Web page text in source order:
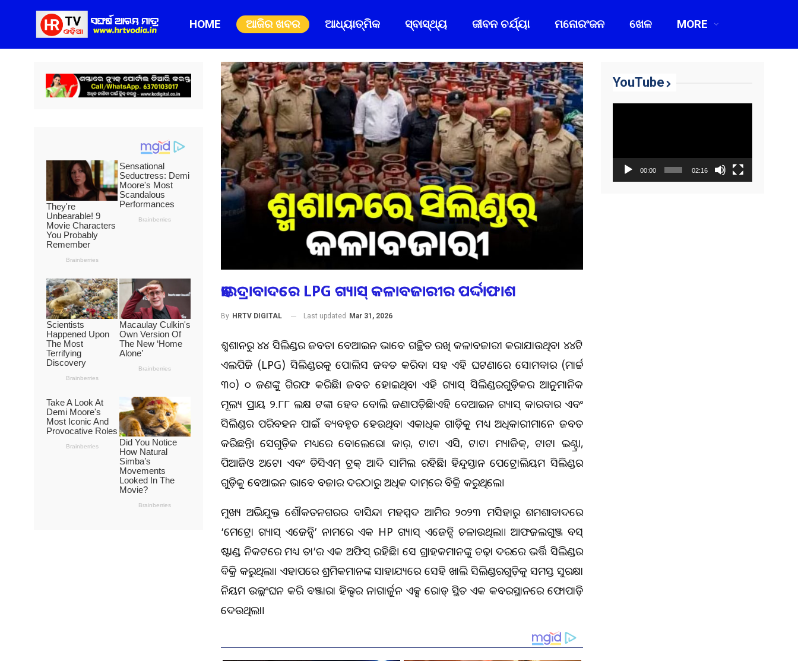
HOME ଆଜିର ଖବର ଆଧ୍ୟାତ୍ମିକ ସ୍ବାସ୍ଥ୍ୟ ଜୀବନ ଚର୍ଯ୍ୟା ମନୋରଂଜନ ଖେଳ MORE
ହାଇଦ୍ରାବାଦରେ LPG ଗ୍ୟାସ୍ କଳାବଜାରୀର ପର୍ଦ୍ଦାଫାଶ
By HRTV DIGITAL Last updated Mar 31, 2026
ଶ୍ମଶାନରୁ ୪୧୪ ସିଲିଣ୍ଡର ଜବତ। ବେଆଇନ ଭାବେ ଗଚ୍ଛିତ ରଖି କଳାବଜାରୀ କରାଯାଉଥିବା ୪୧୪ଟି
ଏଲପିଜି (LPG) ସିଲିଣ୍ଡରକୁ ପୋଲିସ ଜବତ କରିବା ସହ ଏହି ଘଟଣାରେ ସୋମବାର (ମାର୍ଚ୍ଚ
୩୦) ୧୦ ଜଣଙ୍କୁ ଗିରଫ କରିଛି। ଜବତ ହୋଇଥିବା ଏହି ଗ୍ୟାସ୍ ସିଲିଣ୍ଡରଗୁଡ଼ିକର ଆନୁମାନିକ
ମୂଲ୍ୟ ପ୍ରାୟ ୨୧.୮୮ ଲକ୍ଷ ଟଙ୍କା ହେବ ବୋଲି ଜଣାପଡ଼ିଛି।ଏହି ବେଆଇନ ଗ୍ୟାସ୍ କାରବାର ଏବଂ
ସିଲିଣ୍ଡର ପରିବହନ ପାଇଁ ବ୍ୟବହୃତ ହେଉଥିବା ଏକାଧିକ ଗାଡ଼ିକୁ ମଧ୍ୟ ଅଧିକାରୀମାନେ ଜବତ
କରିଛନ୍ତି। ସେଗୁଡ଼ିକ ମଧ୍ୟରେ ବୋଲେରୋ କାର୍, ଟାଟା ଏସି, ଟାଟା ମ୍ୟାଜିକ୍, ଟାଟା ଇଣ୍ଟ୍ରା,
ପିଆଜିଓ ଅଟୋ ଏବଂ ଡିସିଏମ୍ ଟ୍ରକ୍ ଆଦି ସାମିଲ ରହିଛି। ହିନ୍ଦୁସ୍ତାନ ପେଟ୍ରୋଲିୟମ ସିଲିଣ୍ଡର
ଗୁଡ଼ିକୁ ବେଆଇନ ଭାବେ ବଜାର ଦରଠାରୁ ଅଧିକ ଦାମ୍‌ରେ ବିକ୍ରି କରୁଥିଲେ।
ମୁଖ୍ୟ ଅଭିଯୁକ୍ତ ଶୌକତନଗରର ବାସିନ୍ଦା ମହମ୍ମଦ ଆମିର ୨୦୨୩ ମସିହାରୁ ଶମଶାବାଦରେ
‘ମେଟ୍ରୋ ଗ୍ୟାସ୍ ଏଜେନ୍ସି’ ନାମରେ ଏକ HP ଗ୍ୟାସ୍ ଏଜେନ୍ସି ଚଳାଉଥିଲା। ଆଫଜଲଗୁଞ୍ଜ ବସ୍
ଷ୍ଟାଣ୍ଡ ନିକଟରେ ମଧ୍ୟ ତା’ର ଏକ ଅଫିସ୍ ରହିଛି। ସେ ଗ୍ରାହକମାନଙ୍କୁ ଚଢ଼ା ଦରରେ ଭର୍ତ୍ତି ସିଲିଣ୍ଡର
ବିକ୍ରି କରୁଥିଲା। ଏହାପରେ ଶ୍ରମିକମାନଙ୍କ ସାହାଯ୍ୟରେ ସେହି ଖାଲି ସିଲିଣ୍ଡରଗୁଡ଼ିକୁ ସମସ୍ତ ସୁରକ୍ଷା
ନିୟମ ଉଲ୍ଲଂଘନ କରି ବଞ୍ଜାରା ହିଲ୍ସର ନାଗାର୍ଜୁନ ଏକ୍ସ ରୋଡ୍ ସ୍ଥିତ ଏକ କବରସ୍ଥାନରେ ଫୋପାଡ଼ି
ଦେଉଥିଲା।
YouTube
00:00 02:16